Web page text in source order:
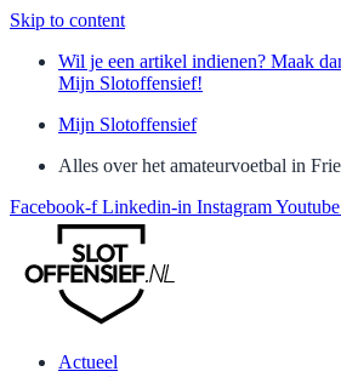
Skip to content
Wil je een artikel indienen? Maak
Mijn Slotoffensief!
Mijn Slotoffensief
Alles over het amateurvoetbal in
Facebook-f Linkedin-in InstagramYoutube
Actueel